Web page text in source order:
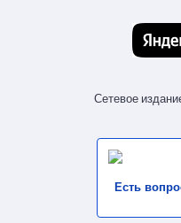
Сетевое
Есть